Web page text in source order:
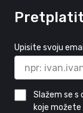
Upisite svoju
Slažem se s
koje možete